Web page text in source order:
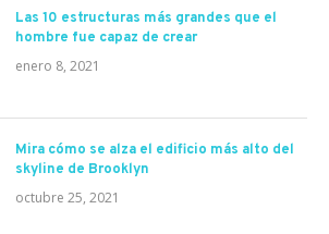
Las 10 estructuras más grandes que el
hombre fue capaz de crear
enero 8, 2021
Mira cómo se alza el edificio más alto del
skyline de Brooklyn
octubre 25, 2021